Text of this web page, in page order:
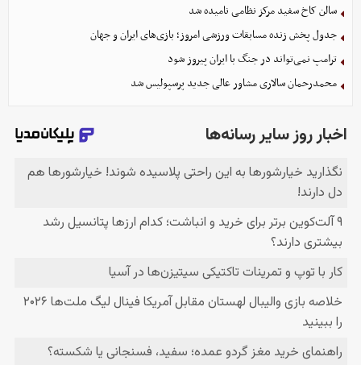
سالن کاخ سفید مرکز نظامی نامیده شد
جدول پخش زنده مسابقات ورزشی امروز؛ بازی‌های ایران و جهان
ترامپ نمی‌تواند در جنگ با ایران پیروز شود
محمدرحمان سالاری مشاور عالی جدید پرسپولیس شد